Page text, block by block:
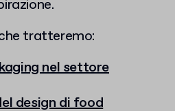
tratteremo:
nel settore
design di food